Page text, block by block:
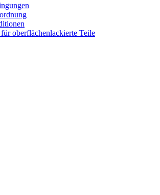
oberflächenlackierte Teile